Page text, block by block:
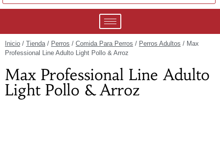
Inicio / Tienda/ Perros / Comida Para Perros / Perros Adultos / Max
Professional Line Adulto Light Pollo & Arroz
Max Professional Line Adulto
Light Pollo & Arroz